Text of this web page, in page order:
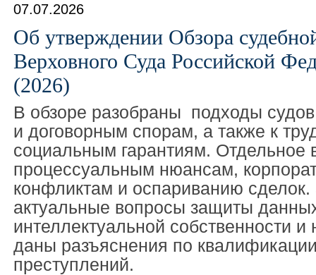
07.07.2026
Об утверждении Обзора
Верховного Суда Российской
(2026)
В обзоре разобраны подходы
и договорным спорам, а также к
социальным гарантиям. Отдельное
процессуальным нюансам,
конфликтам и оспариванию сделок.
актуальные вопросы защиты
интеллектуальной собственности и
даны разъяснения по
преступлений.